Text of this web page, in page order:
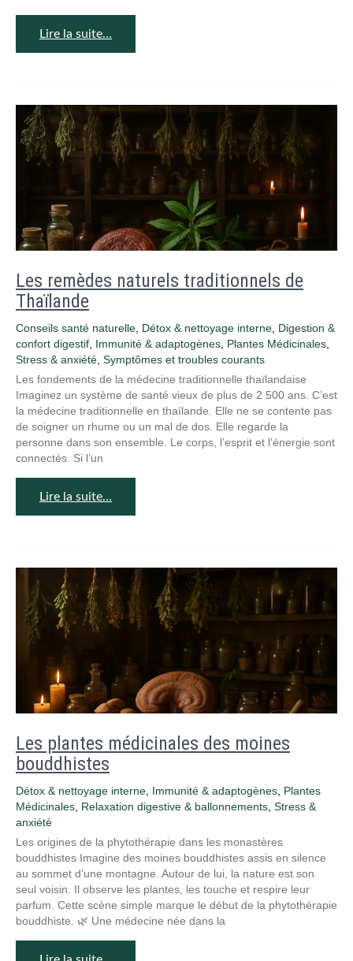
Lire la suite…
Les remèdes naturels traditionnels de
Thaïlande
Conseils santé naturelle Détox & nettoyage interne Digestion &
confort digestif Immunité & adaptogènes Plantes Médicinales
Stress & anxiété Symptômes et troubles courants
Les fondements de la médecine traditionnelle thaïlandaise
Imaginez un système de santé vieux de plus de 2 500 ans. C’est
la médecine traditionnelle en thaïlande. Elle ne se contente pas
de soigner un rhume ou un mal de dos. Elle regarde la
personne dans son ensemble. Le corps, l’esprit et l’énergie sont
connectés. Si l’un
Lire la suite…
Les plantes médicinales des moines
bouddhistes
Détox & nettoyage interne Immunité & adaptogènes Plantes
Médicinales Relaxation digestive & ballonnements Stress &
anxiété
Les origines de la phytothérapie dans les monastères
bouddhistes Imagine des moines bouddhistes assis en silence
au sommet d’une montagne. Autour de lui, la nature est son
seul voisin. Il observe les plantes, les touche et respire leur
parfum. Cette scène simple marque le début de la phytothérapie
bouddhiste. 🌿 Une médecine née dans la